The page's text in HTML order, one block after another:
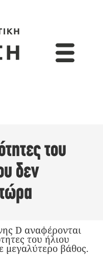
του
δεν
D αναφέρονται
του ήλιου
μεγαλύτερο βάθος.